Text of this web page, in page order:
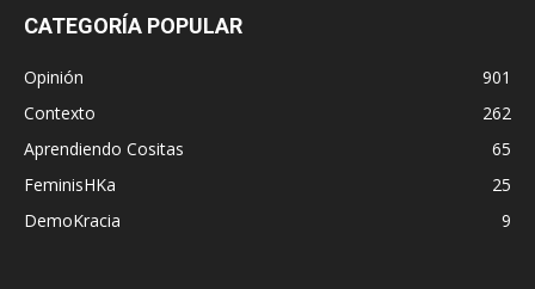
CATEGORÍA POPULAR
Opinión
901
Contexto
262
Aprendiendo Cositas
65
FeminisHKa
25
DemoKracia
9